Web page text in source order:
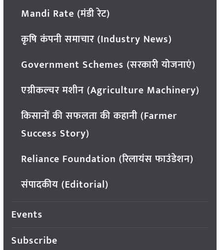
Mandi Rate (मंडी रेट)
कृषि कंपनी समाचार (Industry News)
Government Schemes (सरकारी योजनाएं)
एग्रीकल्चर मशीन (Agriculture Machinery)
किसानों की सफलता की कहानी (Farmer
Success Story)
Reliance Foundation (रिलायंस फाउंडेशन)
संपादकीय (Editorial)
Events
Subscribe